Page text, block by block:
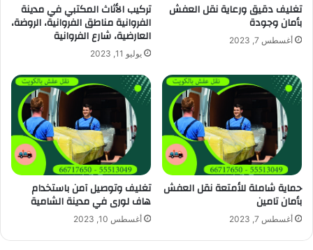
تغليف دقيق ورعاية نقل العفش
بأمان وجودة
أغسطس 7, 2023
تركيب الأثاث المكتبي في مدينة
الفروانية مناطق الفروانية، الروضة،
العارضية، شارع الفروانية
يوليو 11, 2023
حماية شاملة للأمتعة نقل العفش
بأمان تامين
أغسطس 7, 2023
تغليف وتوصيل آمن باستخدام
هاف لورى في مدينة الشامية
أغسطس 10, 2023